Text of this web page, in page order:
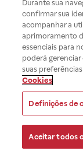
Durante sua
confirmar sua
acompanhar a
aprimoramento
essenciais para
poderá
suas
Cookies
Definições de
Aceitar todos